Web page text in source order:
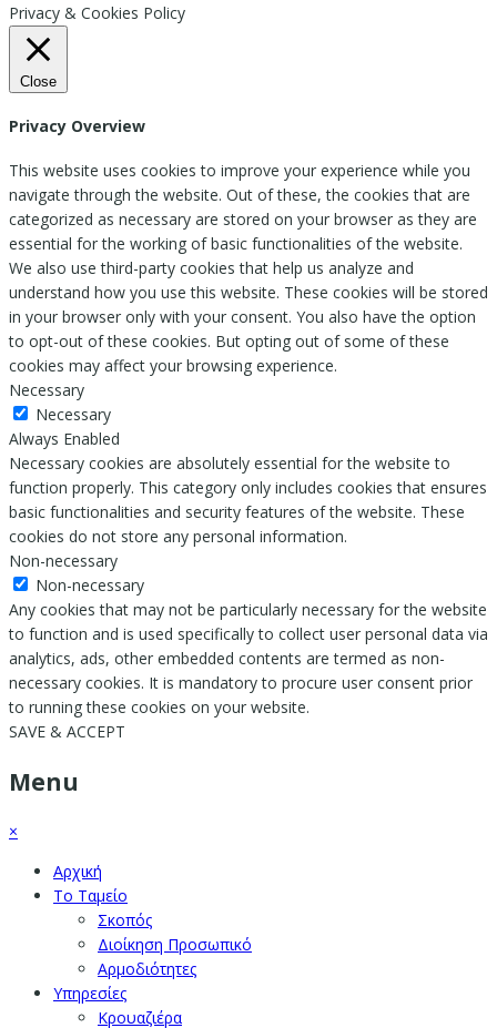
Privacy & Cookies Policy
Close
Privacy Overview
This website uses cookies to improve your experience while you
navigate through the website. Out of these, the cookies that are
categorized as necessary are stored on your browser as they are
essential for the working of basic functionalities of the website.
We also use third-party cookies that help us analyze and
understand how you use this website. These cookies will be stored
in your browser only with your consent. You also have the option
to opt-out of these cookies. But opting out of some of these
cookies may affect your browsing experience.
Necessary
Necessary
Always Enabled
Necessary cookies are absolutely essential for the website to
function properly. This category only includes cookies that ensures
basic functionalities and security features of the website. These
cookies do not store any personal information.
Non-necessary
Non-necessary
Any cookies that may not be particularly necessary for the website
to function and is used specifically to collect user personal data via
analytics, ads, other embedded contents are termed as non-
necessary cookies. It is mandatory to procure user consent prior
to running these cookies on your website.
SAVE & ACCEPT
Menu
×
Αρχική
Το Ταμείο
Σκοπός
Διοίκηση Προσωπικό
Αρμοδιότητες
Υπηρεσίες
Κρουαζιέρα